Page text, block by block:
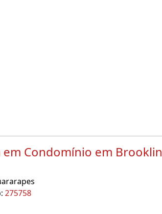
em Condomínio em Brooklin
275758